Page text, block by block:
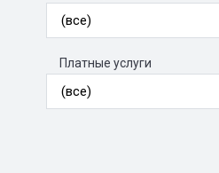
Платные услуги